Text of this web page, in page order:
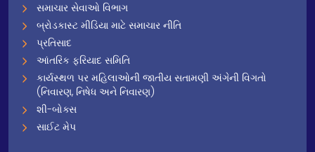
સમાચાર સેવાઓ વિભાગ
બ્રોડકાસ્ટ મીડિયા માટે સમાચાર નીતિ
પ્રતિસાદ
આંતરિક ફરિયાદ સમિતિ
કાર્યસ્થળ પર મહિલાઓની જાતીય સતામણી અંગેની વિગતો
(નિવારણ, નિષેધ અને નિવારણ)
શી-બોક્સ
સાઈટ મેપ